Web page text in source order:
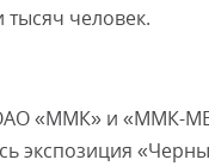
тысяч человек.
«ММК» и «ММК-
экспозиция